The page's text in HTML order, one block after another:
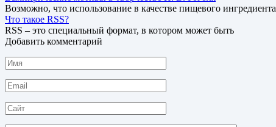
Возможно, что использование в качестве пищевого ингредиента
Что такое RSS?
RSS – это специальный формат, в котором может быть
Добавить комментарий
Имя
*
Email
*
Сайт